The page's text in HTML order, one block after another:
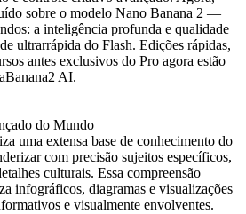
sobre o modelo Nano Banana 2 —
a inteligência profunda e qualidade
ultrarrápida do Flash. Edições rápidas,
antes exclusivos do Pro agora estão
AI.
do Mundo
uma extensa base de conhecimento do
com precisão sujeitos específicos,
culturais. Essa compreensão
infográficos, diagramas e visualizações
e visualmente envolventes.